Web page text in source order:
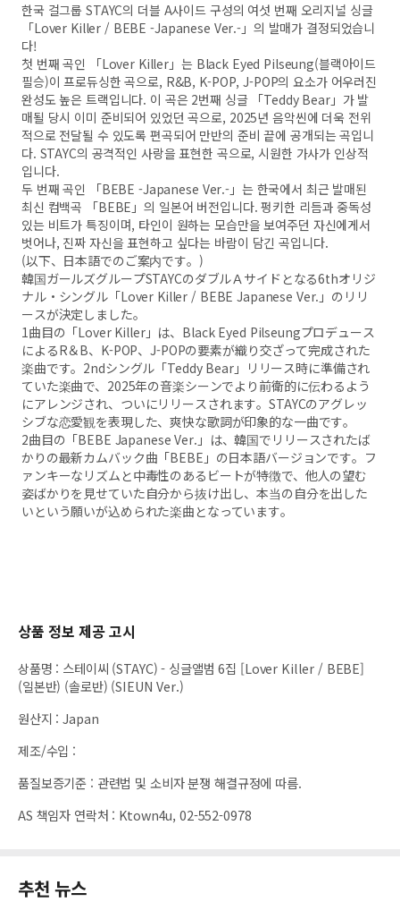
한국 걸그룹 STAYC의 더블 A사이드 구성의 여섯 번째 오리지널 싱글
「Lover Killer / BEBE -Japanese Ver.-」의 발매가 결정되었습니
다!
첫 번째 곡인 「Lover Killer」는 Black Eyed Pilseung(블랙아이드
필승)이 프로듀싱한 곡으로, R&B, K-POP, J-POP의 요소가 어우러진
완성도 높은 트랙입니다. 이 곡은 2번째 싱글 「Teddy Bear」가 발
매될 당시 이미 준비되어 있었던 곡으로, 2025년 음악씬에 더욱 전위
적으로 전달될 수 있도록 편곡되어 만반의 준비 끝에 공개되는 곡입니
다. STAYC의 공격적인 사랑을 표현한 곡으로, 시원한 가사가 인상적
입니다.
두 번째 곡인 「BEBE -Japanese Ver.-」는 한국에서 최근 발매된
최신 컴백곡 「BEBE」의 일본어 버전입니다. 펑키한 리듬과 중독성
있는 비트가 특징이며, 타인이 원하는 모습만을 보여주던 자신에게서
벗어나, 진짜 자신을 표현하고 싶다는 바람이 담긴 곡입니다.
(以下、日本語でのご案内です。)
韓国ガールズグループSTAYCのダブルＡサイドとなる6thオリジ
ナル・シングル「Lover Killer / BEBE Japanese Ver.」のリリ
ースが決定しました。
1曲目の「Lover Killer」は、Black Eyed Pilseungプロデュース
によるR＆B、K-POP、J-POPの要素が織り交ざって完成された
楽曲です。2ndシングル「Teddy Bear」リリース時に準備され
ていた楽曲で、2025年の音楽シーンでより前衛的に伝わるよう
にアレンジされ、ついにリリースされます。STAYCのアグレッ
シブな恋愛観を表現した、爽快な歌詞が印象的な一曲です。
2曲目の「BEBE Japanese Ver.」は、韓国でリリースされたば
かりの最新カムバック曲「BEBE」の日本語バージョンです。フ
ァンキーなリズムと中毒性のあるビートが特徴で、他人の望む
姿ばかりを見せていた自分から抜け出し、本当の自分を出した
いという願いが込められた楽曲となっています。
상품 정보 제공 고시
상품명 : 스테이씨 (STAYC) - 싱글앨범 6집 [Lover Killer / BEBE]
(일본반) (솔로반) (SIEUN Ver.)
원산지 :Japan
제조/수입 :
품질보증기준 : 관련법 및 소비자 분쟁 해결규정에 따름.
AS 책임자 연락처 : Ktown4u, 02-552-0978
추천 뉴스